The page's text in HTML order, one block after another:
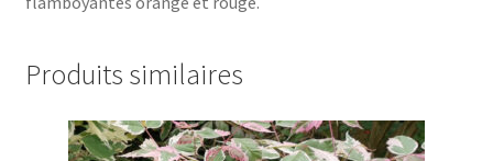
Produits similaires